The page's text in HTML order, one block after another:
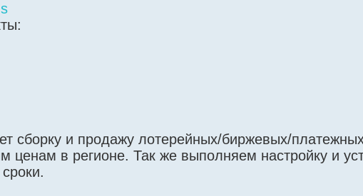
сборку и продажу лотерейных/биржевых/
ценам в регионе. Так же выполняем настройку и